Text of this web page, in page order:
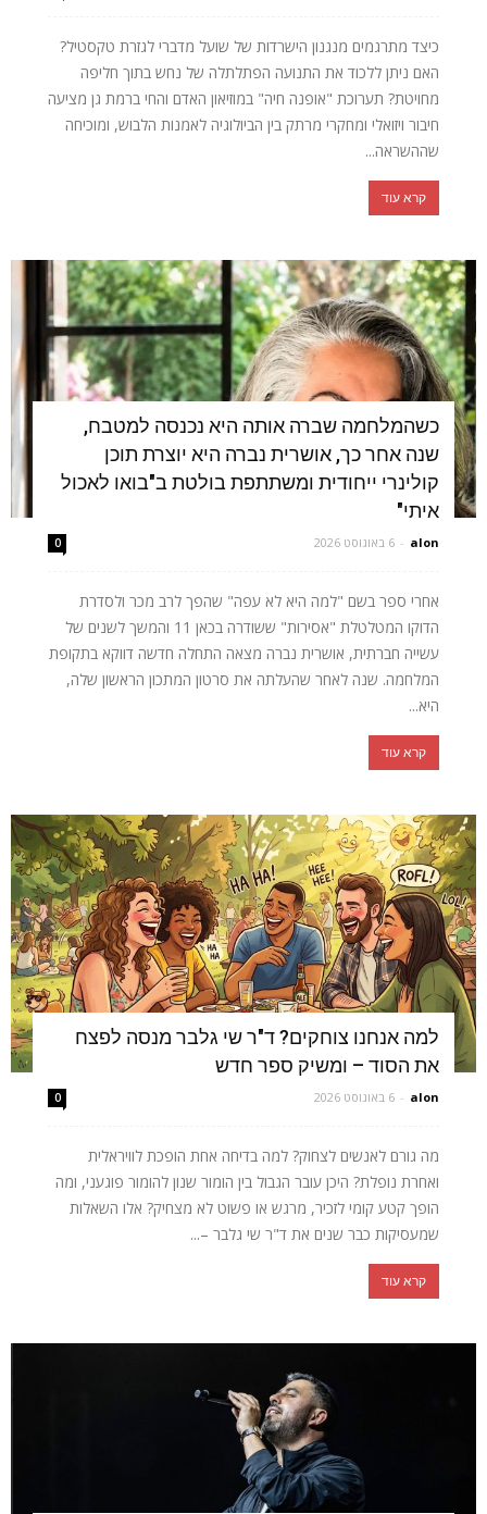
כיצד מתרגמים מנגנון הישרדות של שועל מדברי לגזרת טקסטיל?
האם ניתן ללכוד את התנועה הפתלתלה של נחש בתוך חליפה
מחויטת? תערוכת "אופנה חיה" במוזיאון האדם והחי ברמת גן מציעה
חיבור ויזואלי ומחקרי מרתק בין הביולוגיה לאמנות הלבוש, ומוכיחה
שההשראה...
קרא עוד
כשהמלחמה שברה אותה היא נכנסה למטבח,
שנה אחר כך, אושרית נברה היא יוצרת תוכן
קולינרי ייחודית ומשתתפת בולטת ב"בואו לאכול
איתי"
alon
- 6 באוגוסט 2026 0
אחרי ספר בשם "למה היא לא עפה" שהפך לרב מכר ולסדרת
הדוקו המטלטלת "אסירות" ששודרה בכאן 11 והמשך לשנים של
עשייה חברתית, אושרית נברה מצאה התחלה חדשה דווקא בתקופת
המלחמה. שנה לאחר שהעלתה את סרטון המתכון הראשון שלה,
היא...
קרא עוד
למה אנחנו צוחקים? ד"ר שי גלבר מנסה לפצח
את הסוד – ומשיק ספר חדש
alon
- 6 באוגוסט 2026 0
מה גורם לאנשים לצחוק? למה בדיחה אחת הופכת לוויראלית
ואחרת נופלת? היכן עובר הגבול בין הומור שנון להומור פוגעני, ומה
הופך קטע קומי לזכיר, מרגש או פשוט לא מצחיק? אלו השאלות
שמעסיקות כבר שנים את ד"ר שי גלבר –...
קרא עוד